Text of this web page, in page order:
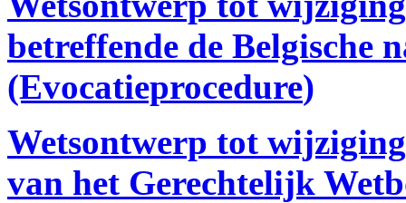
betreffende de Belgische
(Evocatieprocedure)
Wetsontwerp tot
van het Gerechtelijk